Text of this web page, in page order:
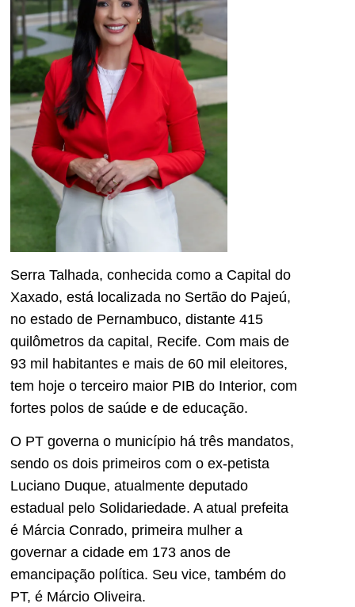
Serra Talhada, conhecida como a Capital do
Xaxado, está localizada no Sertão do Pajeú,
no estado de Pernambuco, distante 415
quilômetros da capital, Recife. Com mais de
93 mil habitantes e mais de 60 mil eleitores,
tem hoje o terceiro maior PIB do Interior, com
fortes polos de saúde e de educação.
O PT governa o município há três mandatos,
sendo os dois primeiros com o ex-petista
Luciano Duque, atualmente deputado
estadual pelo Solidariedade. A atual prefeita
é Márcia Conrado, primeira mulher a
governar a cidade em 173 anos de
emancipação política. Seu vice, também do
PT, é Márcio Oliveira.